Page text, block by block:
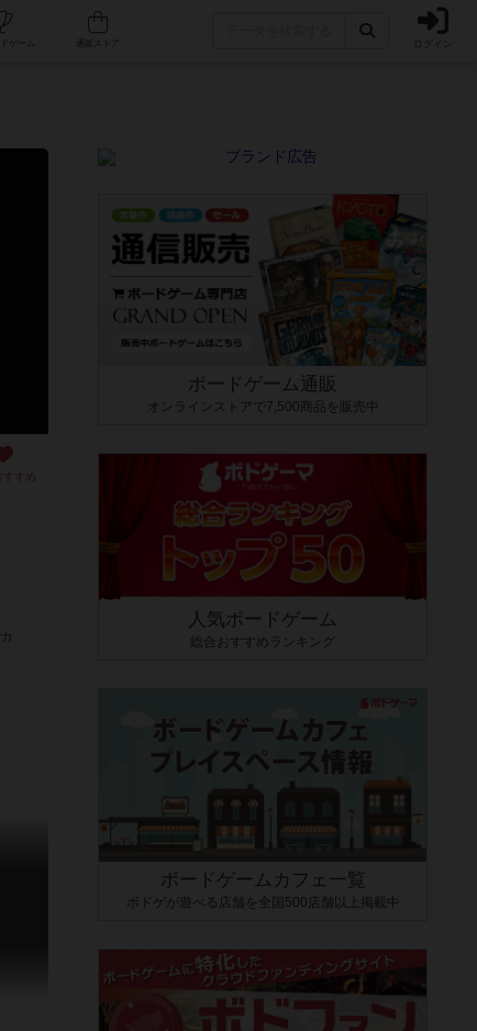
人気ボードゲーム ログイン
すすめ
ボードゲーム通販
オンラインストアで7,500商品を販売中
人気ボードゲーム
総合おすすめランキング
ボードゲームカフェ一覧
ボドゲが遊べる店舗を全国500店舗以上掲載中